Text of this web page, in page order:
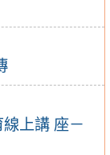
上講 座－